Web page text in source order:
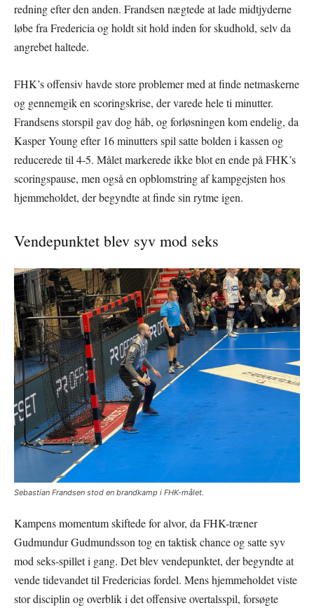
redning efter den anden. Frandsen nægtede at lade midtjyderne
løbe fra Fredericia og holdt sit hold inden for skudhold, selv da
angrebet haltede.
FHK’s offensiv havde store problemer med at finde netmaskerne
og gennemgik en scoringskrise, der varede hele ti minutter.
Frandsens storspil gav dog håb, og forløsningen kom endelig, da
Kasper Young efter 16 minutters spil satte bolden i kassen og
reducerede til 4-5. Målet markerede ikke blot en ende på FHK’s
scoringspause, men også en opblomstring af kampgejsten hos
hjemmeholdet, der begyndte at finde sin rytme igen.
Vendepunktet blev syv mod seks
Sebastian Frandsen stod en brandkamp i FHK-målet.
Kampens momentum skiftede for alvor, da FHK-træner
Gudmundur Gudmundsson tog en taktisk chance og satte syv
mod seks-spillet i gang. Det blev vendepunktet, der begyndte at
vende tidevandet til Fredericias fordel. Mens hjemmeholdet viste
stor disciplin og overblik i det offensive overtalsspil, forsøgte